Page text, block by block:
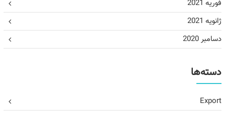
فوریه 2021
ژانویه 2021
دسامبر 2020
دسته‌ها
Export